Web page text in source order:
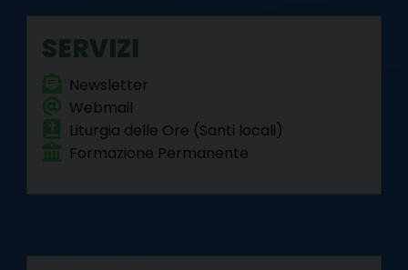
SERVIZI
Newsletter
Webmail
Liturgia delle Ore (Santi locali)
Formazione Permanente